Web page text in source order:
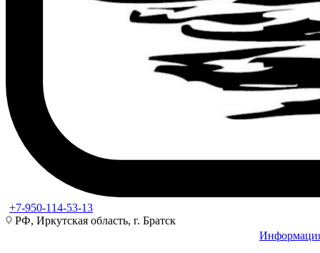
+7-950-114-53-13
РФ, Иркутская область, г. Братск